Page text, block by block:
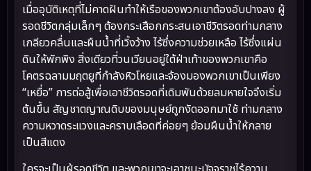
เมื่ออุบัติเหตุที่ไม่คาดฝันทำให้เรือของพวกเขาต้องอับปางลง ผู้
รอดชีวิตกลุ่มเล็กๆ ต้องกระเสือกกระสนเอาชีวิตรอดท่ามกลาง
เกลียวคลื่นและผืนน้ำที่เวิ้งว้าง ไร้ซึ่งความช่วยเหลือ ไร้ซึ่งแผ่น
ดินให้พักพิง สิ่งเดียวที่วนเวียนอยู่ใต้ฝ่าเท้าของพวกเขาคือ
โคตรฉลามมฤตยูที่กำลังหิวโหยและจ้องมองพวกเขาเป็นเพียง
“เหยื่อ” การต่อสู้เพื่อเอาชีวิตรอดที่เดิมพันด้วยลมหายใจจึงเริ่ม
ต้นขึ้น สัญชาตญาณดิบของมนุษย์ถูกงัดออกมาใช้ ท่ามกลาง
ความหวาดระแวงและคราบเลือดที่ค่อยๆ ย้อมผืนน้ำให้กลาย
เป็นสีแดง